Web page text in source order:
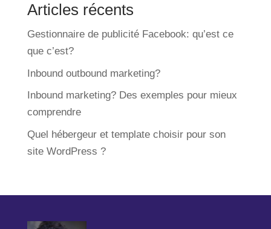
Articles récents
Gestionnaire de publicité Facebook: qu’est ce
que c’est?
Inbound outbound marketing?
Inbound marketing? Des exemples pour mieux
comprendre
Quel hébergeur et template choisir pour son
site WordPress ?